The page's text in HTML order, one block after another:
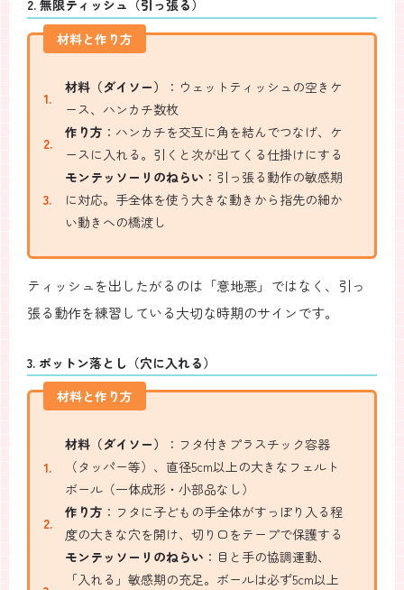
2. 無限ティッシュ（引っ張る）
材料と作り方
材料（ダイソー）
：ウェットティッシュの空きケ
ース、ハンカチ数枚
作り方 ：ハンカチを交互に角を結んでつなげ、ケ
ースに入れる。引くと次が出てくる仕掛けにする
モンテッソーリのねらい ：引っ張る動作の敏感期
に対応。手全体を使う大きな動きから指先の細か
い動きへの橋渡し
ティッシュを出したがるのは「意地悪」ではなく、引っ
張る動作を練習している大切な時期のサインです。
3. ポットン落とし（穴に入れる）
材料と作り方
材料（ダイソー）
：フタ付きプラスチック容器
（タッパー等）、直径5cm以上の大きなフェルト
ボール（一体成形・小部品なし）
作り方 ：フタに子どもの手全体がすっぽり入る程
度の大きな穴を開け、切り口をテープで保護する
モンテッソーリのねらい ：目と手の協調運動、
「入れる」敏感期の充足。ボールは必ず5cm以上